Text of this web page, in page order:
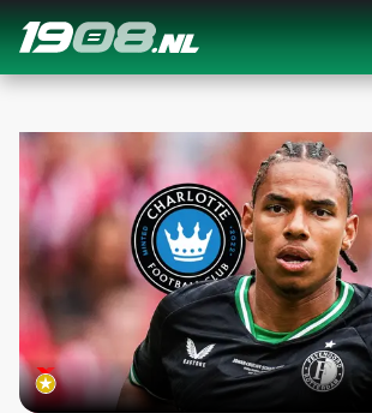
Navigation